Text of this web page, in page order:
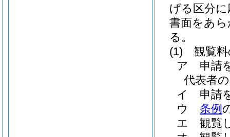
げる区分
書面をあ
る。
(1)
観覧
ア
申請
代表者
イ
申請
ウ
条例
エ
観覧